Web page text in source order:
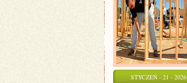
STYCZEŃ - 21 - 2026